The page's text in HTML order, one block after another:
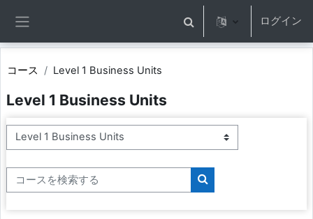
検索入力に切り替える
ログイン
コース Level 1 Business Units
Level 1 Business Units
コースカテゴリ
コースを検索する
コースを検索する